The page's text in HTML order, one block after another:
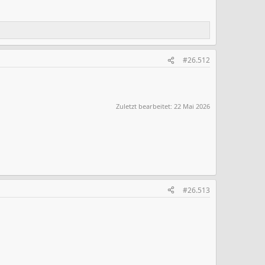
#26.512
Zuletzt bearbeitet: 22 Mai 2026
#26.513